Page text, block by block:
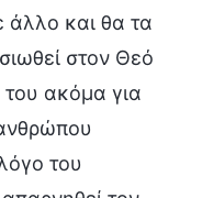
άλλο και θα τα
στον Θεό
του ακόμα για
του